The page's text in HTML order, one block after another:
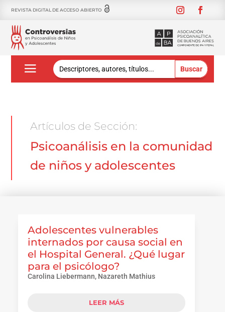
REVISTA DIGITAL DE ACCESO ABIERTO
Buscar:
Artículos de Sección:
Psicoanálisis en la comunidad
de niños y adolescentes
Adolescentes vulnerables
internados por causa social en
el Hospital General. ¿Qué lugar
para el psicólogo?
Carolina Liebermann, Nazareth Mathius
LEER MÁS